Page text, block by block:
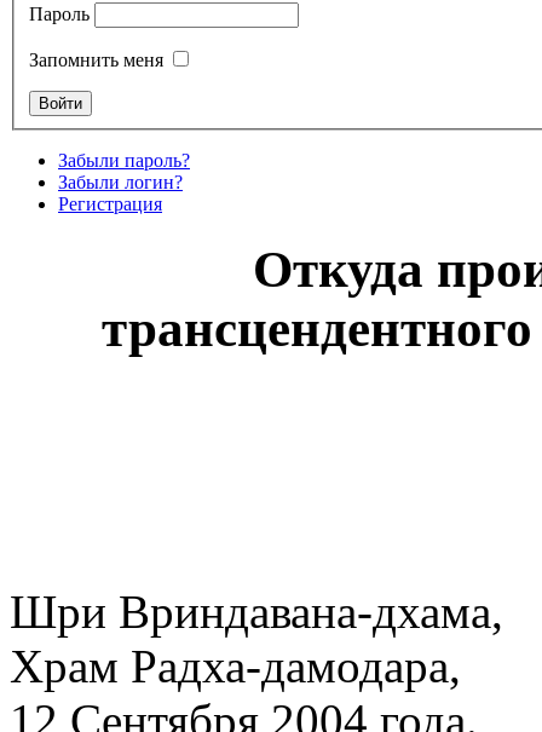
Пароль
Запомнить меня
Забыли пароль?
Забыли логин?
Регистрация
Откуда
Шри Вриндавана-дхама,
Храм Радха-дамодара,
12 Сентября 2004 года.